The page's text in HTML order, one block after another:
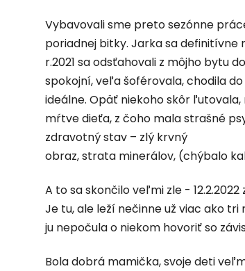
Vybavovali sme preto sezónne
poriadnej bitky. Jarka sa definitívne
r.2021 sa odsťahovali z môjho bytu
spokojní, veľa šoférovala, chodila
ideálne. Opäť niekoho skôr
mŕtve dieťa, z čoho mala strašné
zdravotný stav – zlý krvný
obraz, strata minerálov, (chýbalo
A to sa skončilo veľmi zle -
Je tu, ale leží nečinne už viac ako
ju nepočula o niekom hovoriť so
Bola dobrá mamička, svoje deti